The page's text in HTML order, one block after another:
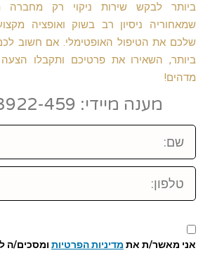
ביותר לבקש שירות ניקוי רק מחברה
שמאחוריה ניסיון רב בשוק ואופציה
שלכם את הטיפול האופטימלי. אם חשוב
ביותר, השאירו את פרטיכם ותקבלו
מדהים!
מענה מיידי: 072-3922-459
שם:
טלפון:
אני מאשר/ת את מדיניות הפרטיות ומסכים/ה